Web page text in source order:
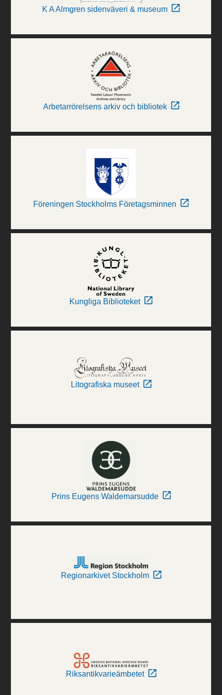
K A Almgren sidenväveri & museum
Arbetarrörelsens arkiv och bibliotek
Föreningen Stockholms Företagsminnen
Kungliga Biblioteket
Litografiska museet
Prins Eugens Waldemarsudde
Regionarkivet Stockholm
Riksantikvarieämbetet